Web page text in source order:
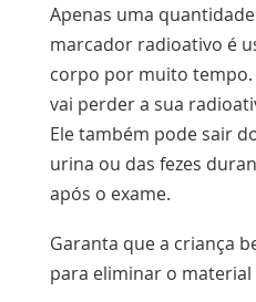
Apenas uma
marcador radioativo é
corpo por muito
vai perder a sua
Ele também pode sair
urina ou das fezes
após o exame.
Garanta que a criança
para eliminar o